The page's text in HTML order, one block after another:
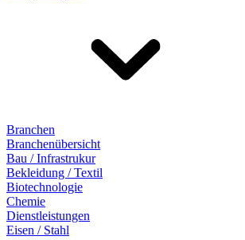
Branchen
Branchenübersicht
Bau / Infrastrukur
Bekleidung / Textil
Biotechnologie
Chemie
Dienstleistungen
Eisen / Stahl